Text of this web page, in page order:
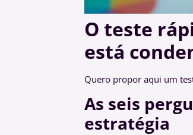
O teste
está
Quero propor aqui um
As seis
estratégia